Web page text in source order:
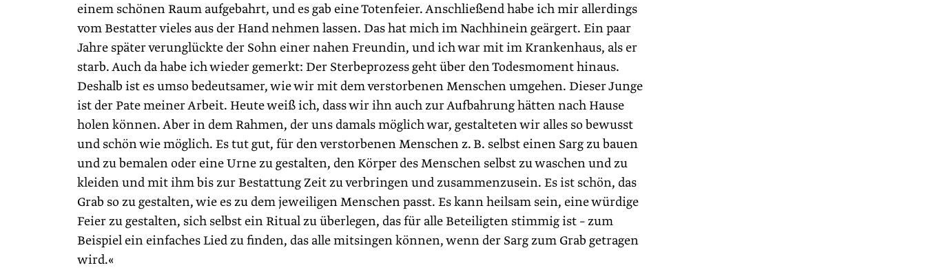
einem schönen Raum aufgebahrt, und es gab eine Totenfeier. Anschließend habe ich mir allerdings
vom Bestatter vieles aus der Hand nehmen lassen. Das hat mich im Nachhinein geärgert. Ein paar
Jahre später verunglückte der Sohn ­einer nahen Freundin, und ich war mit im Krankenhaus, als er
starb. Auch da habe ich wieder gemerkt: Der Sterbeprozess geht über den Todesmoment hinaus.
Deshalb ist es umso bedeutsamer, wie wir mit dem verstorbenen Menschen umgehen. Dieser Junge
ist der Pate meiner Arbeit. Heute weiß ich, dass wir ihn auch zur Aufbahrung hätten nach Hause
holen können. Aber in dem Rahmen, der uns damals möglich war, gestalteten wir alles so bewusst
und schön wie möglich. Es tut gut, für den verstorbenen Menschen z. B. selbst einen Sarg zu bauen
und zu bemalen oder eine Urne zu gestalten, den Körper des Menschen selbst zu waschen und zu
kleiden und mit ihm bis zur Bestattung Zeit zu verbringen und zusammenzusein. Es ist schön, das
Grab so zu gestalten, wie es zu dem jeweiligen Menschen passt. Es kann heilsam sein, eine würdige
Feier zu gestalten, sich selbst ein Ritual zu überlegen, das für alle Beteiligten stimmig ist – zum
Beispiel ein einfaches Lied zu finden, das alle mitsingen können, wenn der Sarg zum Grab getragen
wird.«